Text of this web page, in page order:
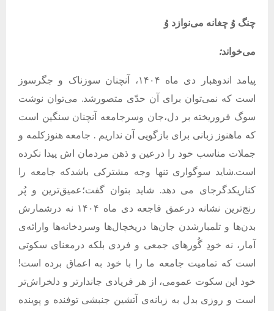
چنگ وُ چغانه می‌نوازد وُ
می‌خواند:
پیامد اندوهبار دی ماه ۱۴۰۴، آنچنان سوزناک و جگرسوز
است که نمی‌توان برای آن حدّی متصورشد. می‌توان نوشت
سوگ فروریخته بر دل،جان وسرجامعه آنچنان سنگین است
که ماهنوز زبانی برای بازگویی آن نداریم . جامعه هنوزکلمه و
جملات مناسب خود را درعین و ذهن مردمان اش پیدا نکرده
است.شاید سوگواری تنها وجه مشترکی باشدکه جامعه را
کناریکدگرجای می دهد. شاید بتوان گفت؛عمیق‌ترین و پُر
رنج‌ترین نشانه درعمق فاجعه دی ماه ۱۴۰۴ نه درشمارش
بدن‌ها و تلمبارشدن جان‌ها دریخچال‌ها وسردخانه‌ها وارائه‌ی
آمار، نه خودِ گُورهای جمعی و فردی بلکه درمعنای سکوتی
است که تمامیت جامعه ما را با خود به اعماق برده است!
خود این سکوت عمومی، از هر فریادی جاندارتر و دلخراش‌تر
است و روزی بدل به زبانه‌ی آتشین جنبشی توفنده و پوینده